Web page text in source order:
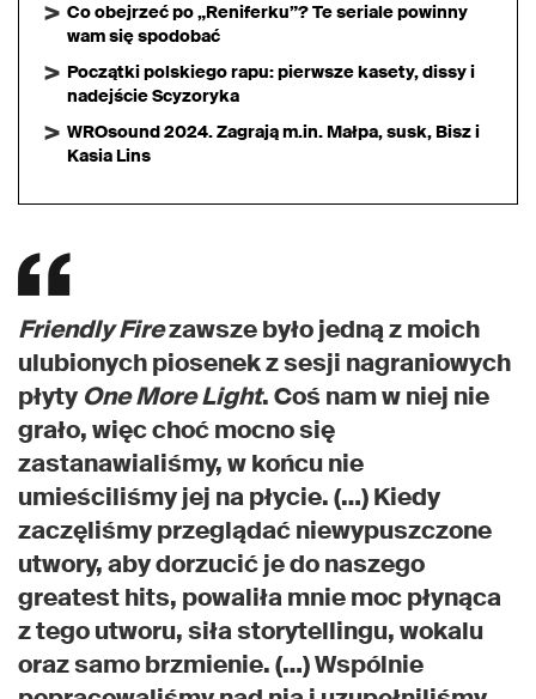
Co obejrzeć po „Reniferku”? Te seriale powinny
wam się spodobać
Początki polskiego rapu: pierwsze kasety, dissy i
nadejście Scyzoryka
WROsound 2024. Zagrają m.in. Małpa, susk, Bisz i
Kasia Lins
Friendly Firezawsze było jedną z moich
ulubionych piosenek z sesji nagraniowych
płyty One More Light. Coś nam w niej nie
grało, więc choć mocno się
zastanawialiśmy, w końcu nie
umieściliśmy jej na płycie. (…) Kiedy
zaczęliśmy przeglądać niewypuszczone
utwory, aby dorzucić je do naszego
greatest hits, powaliła mnie moc płynąca
z tego utworu, siła storytellingu, wokalu
oraz samo brzmienie. (…) Wspólnie